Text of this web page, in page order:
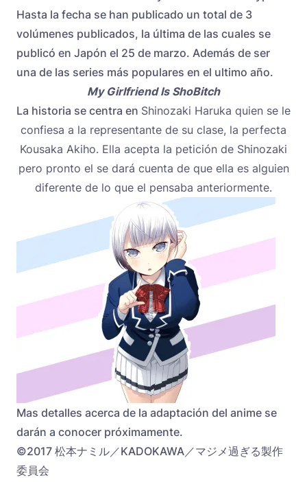
Hasta la fecha se han publicado un total de 3
volúmenes publicados, la última de las cuales se
publicó en Japón el 25 de marzo. Además de ser
una de las series más populares en el ultimo año.
My Girlfriend Is ShoBitch
La historia se centra en Shinozaki Haruka quien se le
confiesa a la representante de su clase, la perfecta
Kousaka Akiho. Ella acepta la petición de Shinozaki
pero pronto el se dará cuenta de que ella es alguien
diferente de lo que el pensaba anteriormente.
Mas detalles acerca de la adaptación del anime se
darán a conocer próximamente.
©2017 松本ナミル／KADOKAWA／マジメ過ぎる製作
委員会